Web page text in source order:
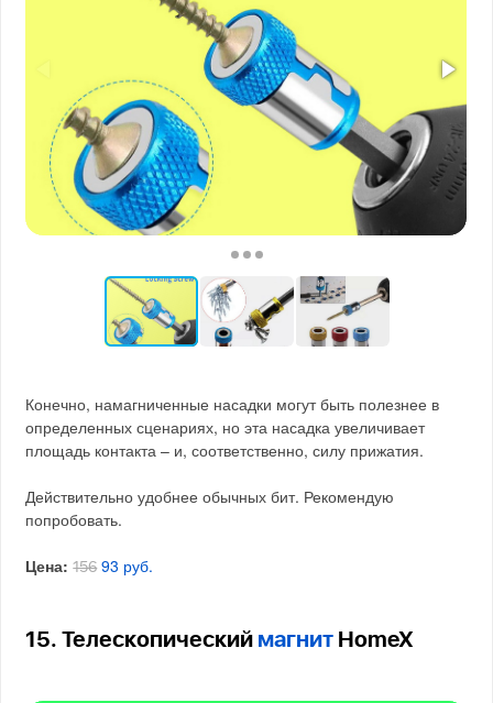
Конечно, намагниченные насадки могут быть полезнее в
определенных сценариях, но эта насадка увеличивает
площадь контакта – и, соответственно, силу прижатия.
Действительно удобнее обычных бит. Рекомендую
попробовать.
Цена: 156 93 руб.
15. Телескопический магнит HomeX